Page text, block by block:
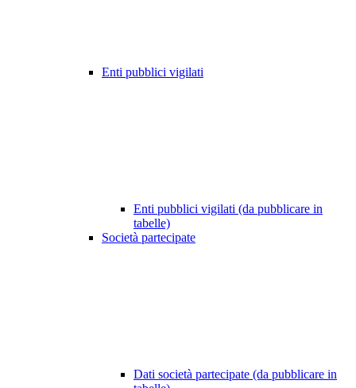
Enti pubblici vigilati
Enti pubblici vigilati (da pubblicare in
tabelle)
Società partecipate
Dati società partecipate (da pubblicare in